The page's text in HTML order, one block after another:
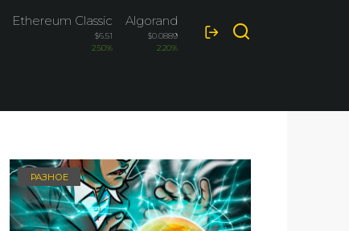
Ethereum Classic
$6.51
2.50%
Algorand
$0.0889
2.20%
Bitcoin Cash
$215.0
РАЗНОЕ